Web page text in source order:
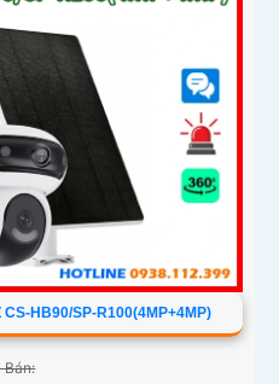
HB90/SP-R100(4MP+4MP)
Bán: